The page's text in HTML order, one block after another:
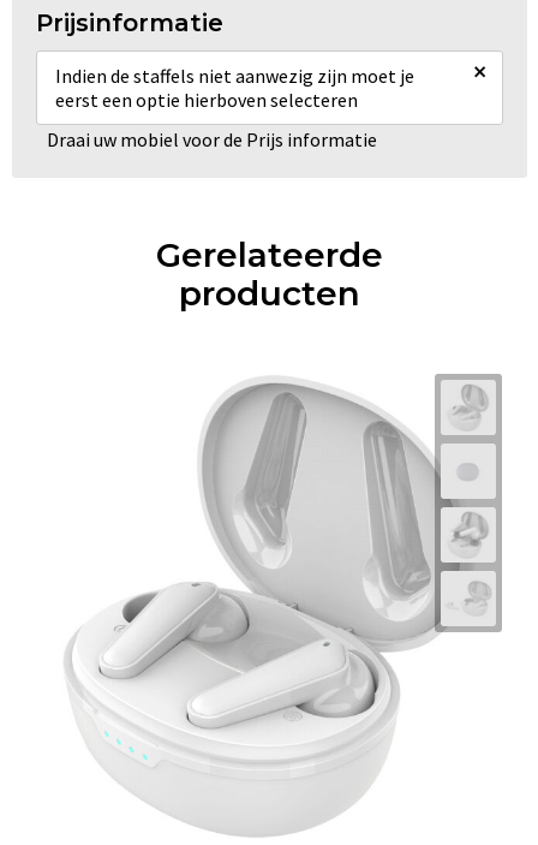
Prijsinformatie
Indien de staffels niet aanwezig zijn moet je
eerst een optie hierboven selecteren
×
Draai uw mobiel voor de Prijs informatie
Gerelateerde
producten